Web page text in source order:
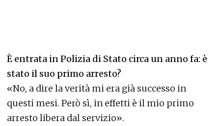
È entrata in Polizia di Stato circa un anno fa: è
stato il suo primo arresto?
«No, a dire la verità mi era già successo in
questi mesi. Però sì, in effetti è il mio primo
arresto libera dal servizio».